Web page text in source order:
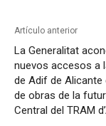
Artículo anterior
La Generalitat
nuevos accesos a
de Adif de Alicante
de obras de la
Central del TRAM